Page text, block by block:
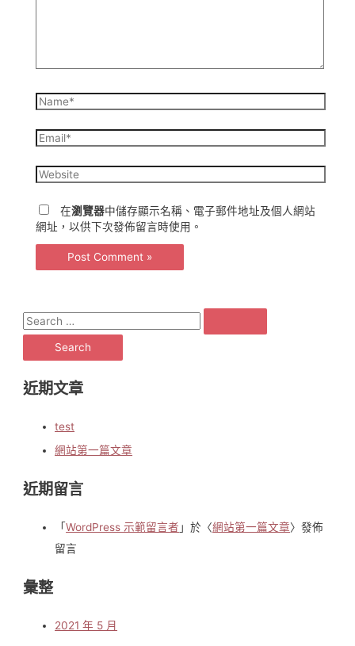
Name*
Email*
Website
在瀏覽器中儲存顯示名稱、電子郵件地址及個人網站
網址，以供下次發佈留言時使用。
S
e
a
r
r
近期文章
test
網站第一篇文章
近期留言
「WordPress 示範留言者 」於〈網站第一篇文章〉發佈
留言
彙整
2021 年 5 月